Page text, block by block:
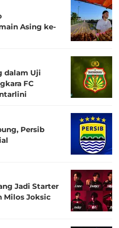
Asing ke-
dalam Uji
FC
Persib
Jadi Starter
Milos Joksic